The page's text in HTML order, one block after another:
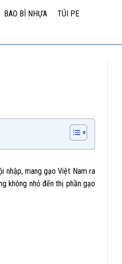
BAO BÌ NHỰA TÚI PE
nhập, mang gạo Việt Nam ra
không nhỏ đến thị phần gạo